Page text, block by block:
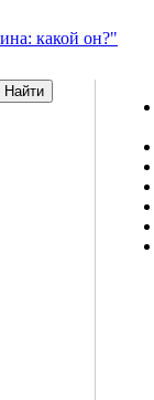
какой он?"